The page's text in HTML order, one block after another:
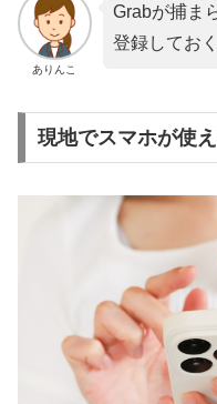
ありんこ
Grabが捕ま
登録してお
現地でスマホが使